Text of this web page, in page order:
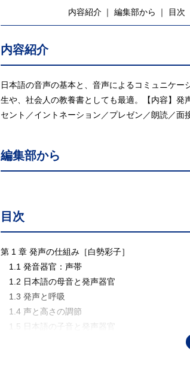
内容紹介 編集部から 目次
内容紹介
日本語の音声の基本と、音声によるコミュニケ
生や、社会人の教養書としても最適。【内容】
セント／イントネーション／プレゼン／朗読／面
編集部から
目次
第 1 章 発声の仕組み［白勢彩子］
1.1 発音器官：声帯
1.2 日本語の母音と発声器官
1.3 発声と呼吸
1.4 声と高さの調節
1.5 日本語の子音と発声器官